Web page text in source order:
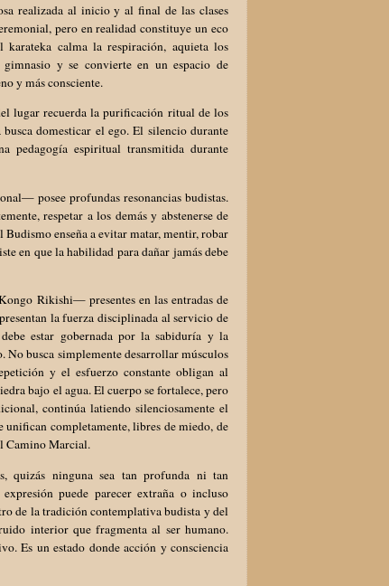
realizada al inicio y al final de las clases
pero en realidad constituye un eco
karateka calma la respiración, aquieta los
y se convierte en un espacio de
y más consciente.
lugar recuerda la purificación ritual de los
domesticar el ego. El silencio durante
pedagogía espiritual transmitida durante
posee profundas resonancias budistas.
respetar a los demás y abstenerse de
Budismo enseña a evitar matar, mentir, robar
en que la habilidad para dañar jamás debe
Rikishi— presentes en las entradas de
la fuerza disciplinada al servicio de
estar gobernada por la sabiduría y la
No busca simplemente desarrollar músculos
y el esfuerzo constante obligan al
bajo el agua. El cuerpo se fortalece, pero
continúa latiendo silenciosamente el
completamente, libres de miedo, de
Camino Marcial.
quizás ninguna sea tan profunda ni tan
puede parecer extraña o incluso
de la tradición contemplativa budista y del
interior que fragmenta al ser humano.
Es un estado donde acción y consciencia